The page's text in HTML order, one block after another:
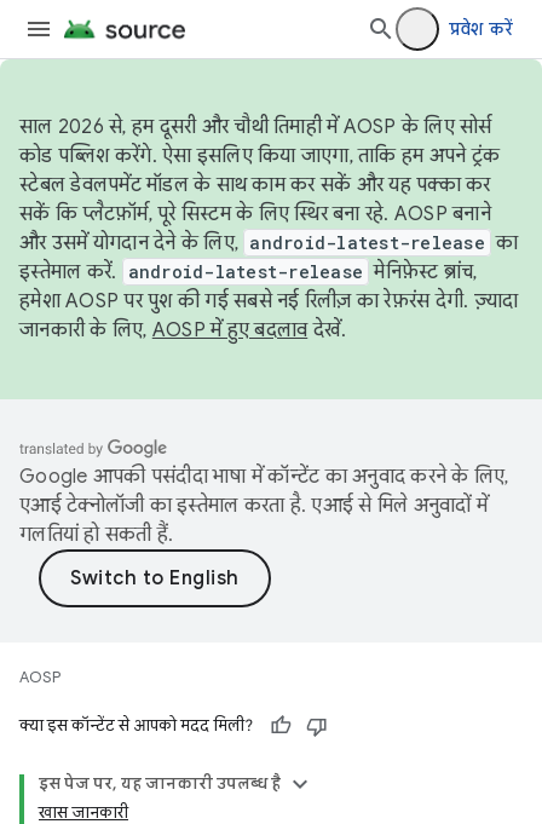
प्रवेश करें
साल 2026 से, हम दूसरी और चौथी तिमाही में AOSP के लिए सोर्स
कोड पब्लिश करेंगे. ऐसा इसलिए किया जाएगा, ताकि हम अपने ट्रंक
स्टेबल डेवलपमेंट मॉडल के साथ काम कर सकें और यह पक्का कर
सकें कि प्लैटफ़ॉर्म, पूरे सिस्टम के लिए स्थिर बना रहे. AOSP बनाने
और उसमें योगदान देने के लिए, android-latest-release का
इस्तेमाल करें.
android-latest-release मेनिफ़ेस्ट ब्रांच,
हमेशा AOSP पर पुश की गई सबसे नई रिलीज़ का रेफ़रंस देगी. ज़्यादा
जानकारी के लिए, AOSP में हुए बदलावदेखें.
Google आपकी पसंदीदा भाषा में कॉन्टेंट का अनुवाद करने के लिए,
एआई टेक्नोलॉजी का इस्तेमाल करता है. एआई से मिले अनुवादों में
गलतियां हो सकती हैं.
AOSP
क्या इस कॉन्टेंट से आपको मदद मिली?
इस पेज पर, यह जानकारी उपलब्ध है
खास जानकारी